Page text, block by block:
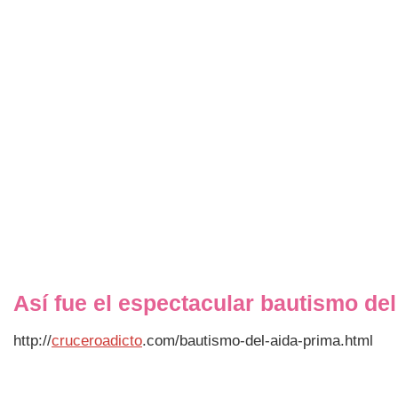
Así fue el espectacular bautismo
http://cruceroadicto.com/bautismo-del-aida-prima.html